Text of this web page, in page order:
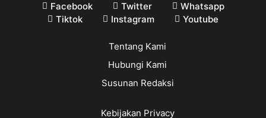
Facebook Twitter
Whatsapp
Tiktok
Instagram Youtube
Tentang Kami
Hubungi Kami
Susunan Redaksi
Kebijakan Privacy